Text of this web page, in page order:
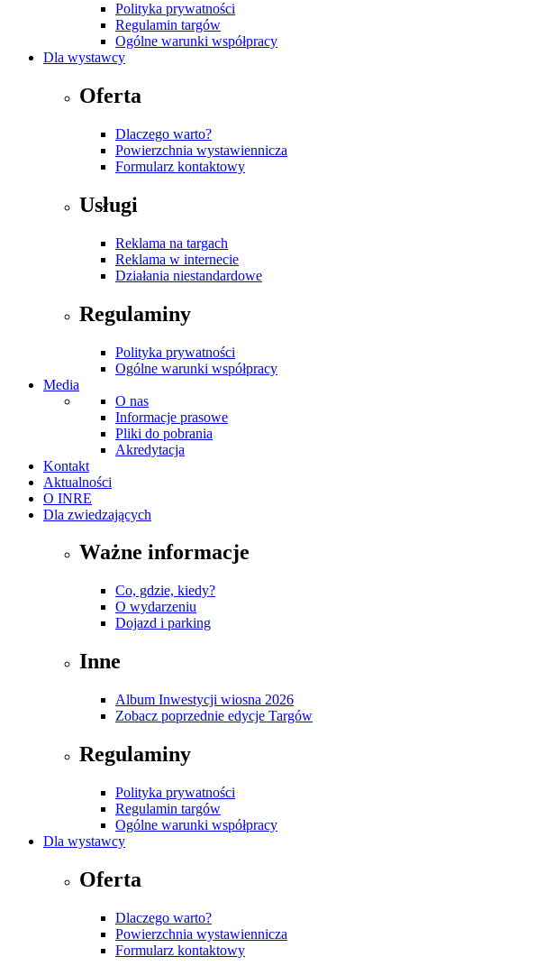
Polityka prywatności
Regulamin targów
Ogólne warunki współpracy
Dla wystawcy
Oferta
Dlaczego warto?
Powierzchnia wystawiennicza
Formularz kontaktowy
Usługi
Reklama na targach
Reklama w internecie
Działania niestandardowe
Regulaminy
Polityka prywatności
Ogólne warunki współpracy
Media
O nas
Informacje prasowe
Pliki do pobrania
Akredytacja
Kontakt
Aktualności
O INRE
Dla zwiedzających
Ważne informacje
Co, gdzie, kiedy?
O wydarzeniu
Dojazd i parking
Inne
Album Inwestycji wiosna 2026
Zobacz poprzednie edycje Targów
Regulaminy
Polityka prywatności
Regulamin targów
Ogólne warunki współpracy
Dla wystawcy
Oferta
Dlaczego warto?
Powierzchnia wystawiennicza
Formularz kontaktowy